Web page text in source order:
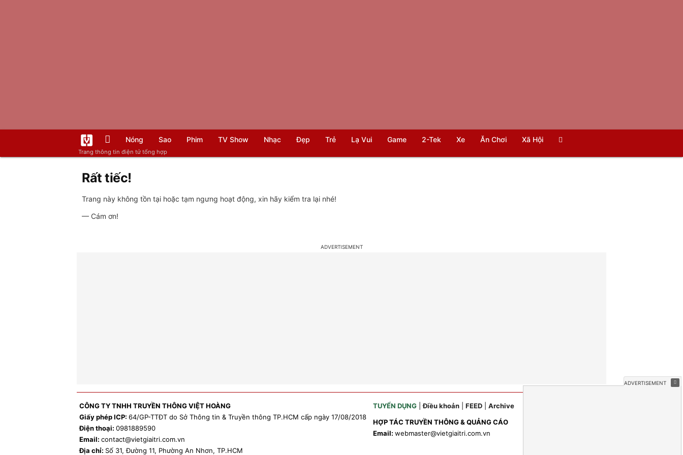
Trang thông tin điện tử tổng hợp
Nóng Sao Phim TV Show Nhạc Đẹp Trẻ Lạ Vui Game 2-Tek Xe Ăn Chơi Xã Hội
Rất tiếc!
Trang này không tồn tại hoặc tạm ngưng hoạt động, xin hãy kiểm tra lại nhé!
— Cám ơn!
CÔNG TY TNHH TRUYỀN THÔNG VIỆT HOÀNG
Giấy phép ICP: 64/GP-TTĐT do Sở Thông tin & Truyền thông TP.HCM cấp ngày 17/08/2018
Điện thoại: 0981889590
Email: contact@vietgiaitri.com.vn
Địa chỉ: Số 31, Đường 11, Phường An Nhơn, TP.HCM
TUYỂN DỤNG|Điều khoản| FEED| Archive
HỢP TÁC TRUYỀN THÔNG & QUẢNG CÁO
Email: webmaster@vietgiaitri.com.vn